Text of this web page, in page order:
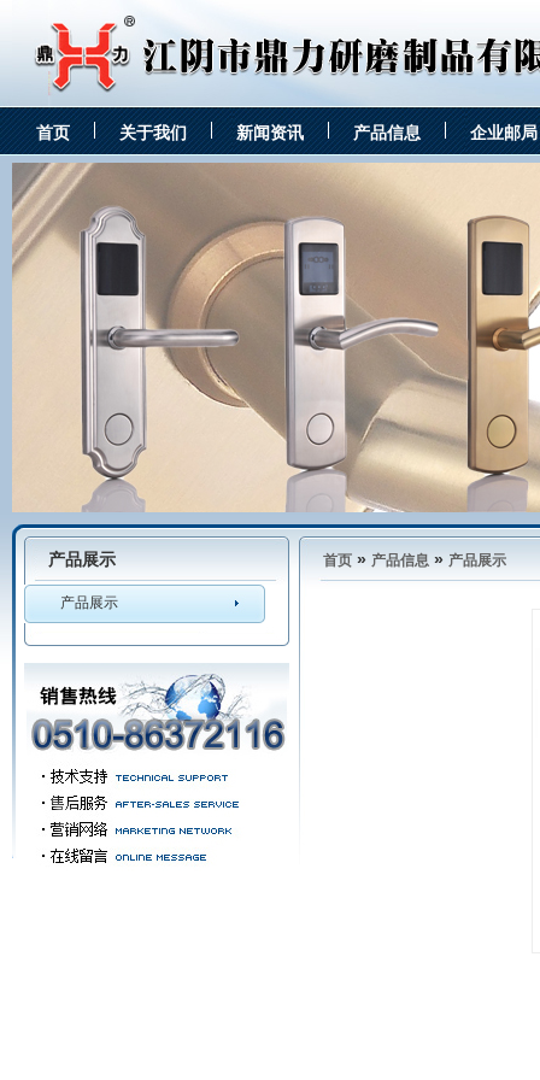
首页 关于我们 新闻资讯 产品信息 企业邮局
产品展示
产品展示
首页 » 产品信息 » 产品展示